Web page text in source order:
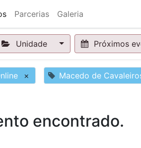
Parcerias Galeria
Unidade Próximos
× Macedo de
encontrado.